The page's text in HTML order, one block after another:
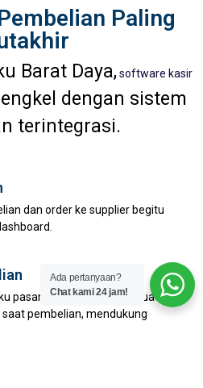
Paling
Barat Daya, software kasir
dengan sistem
terintegrasi.
dan order ke supplier begitu
pasang surut bukan lagi suatu
pembelian, mendukung
Ada pertanyaan?
Chat kami 24 jam!